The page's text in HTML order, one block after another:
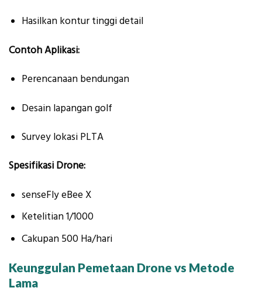
Hasilkan kontur tinggi detail
Contoh Aplikasi:
Perencanaan bendungan
Desain lapangan golf
Survey lokasi PLTA
Spesifikasi Drone:
senseFly eBee X
Ketelitian 1/1000
Cakupan 500 Ha/hari
Keunggulan Pemetaan Drone vs Metode
Lama